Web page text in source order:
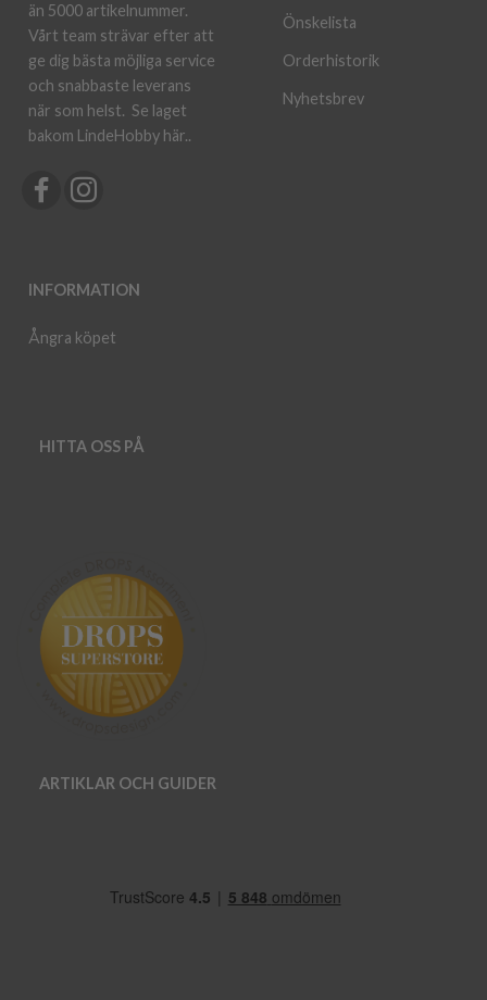
än 5000 artikelnummer.
Vårt team strävar efter att
ge dig bästa möjliga service
och snabbaste leverans
när som helst. Se laget
bakom LindeHobby här..
INFORMATION
Ångra köpet
Önskelista
Orderhistorik
Nyhetsbrev
HITTA OSS PÅ
ARTIKLAR OCH GUIDER